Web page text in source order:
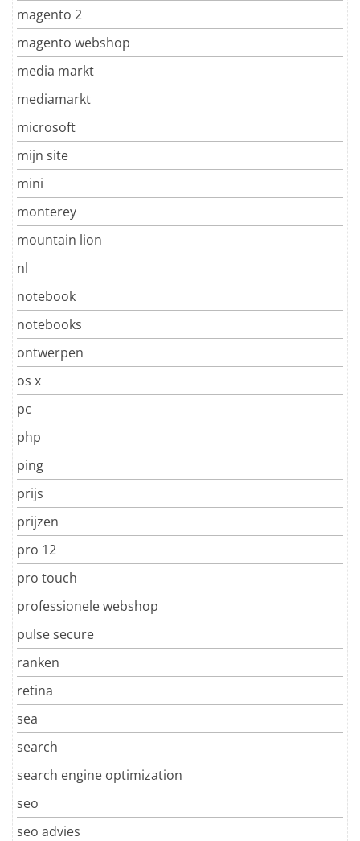
magento 2
magento webshop
media markt
mediamarkt
microsoft
mijn site
mini
monterey
mountain lion
nl
notebook
notebooks
ontwerpen
os x
pc
php
ping
prijs
prijzen
pro 12
pro touch
professionele webshop
pulse secure
ranken
retina
sea
search
search engine optimization
seo
seo advies